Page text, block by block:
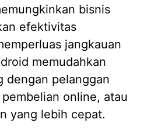
bisnis
efektivitas
jangkauan
memudahkan
dengan pelanggan
online, atau
yang lebih cepat.